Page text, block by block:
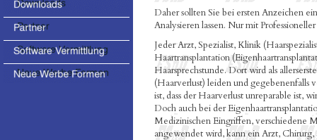
Daher sollten Sie bei ersten Anzeichen
Analysieren lassen. Nur mit
Jeder Arzt, Spezialist, Klinik
Haartransplantation
Haarsprechstunde. Dort wird als
(Haarverlust) leiden und gegebenenfalls
ist, dass der Haarverlust unreparable ist,
Doch auch bei der
Medizinischen Eingriffen, verschiedene
angewendet wird, kann ein Arzt,